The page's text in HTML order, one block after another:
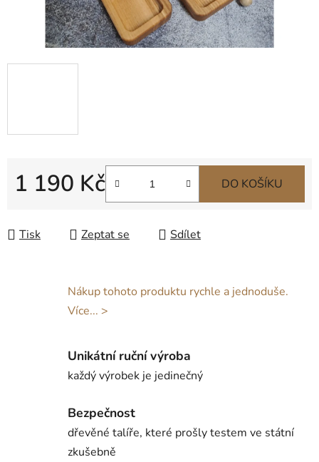
1 190 Kč DO KOŠÍKU
Tisk Zeptat se Sdílet
Nákup tohoto produktu rychle a jednoduše.
Více... >
Unikátní ruční výroba
každý výrobek je jedinečný
Bezpečnost
dřevěné talíře, které prošly testem ve státní
zkušebně